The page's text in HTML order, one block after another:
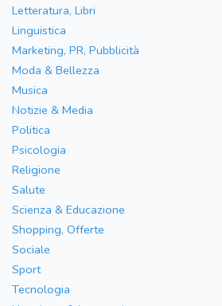
Letteratura, Libri
Linguistica
Marketing, PR, Pubblicità
Moda & Bellezza
Musica
Notizie & Media
Politica
Psicologia
Religione
Salute
Scienza & Educazione
Shopping, Offerte
Sociale
Sport
Tecnologia